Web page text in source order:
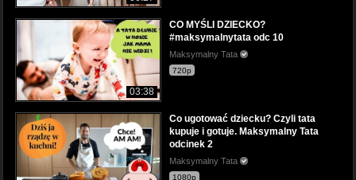
03:38
CO MYŚLI DZIECKO?
#maksymalnytata odc 10
Maksymalny Tata
720p
Co ugotować dziecku? Czyli tata
kupuje i gotuje. Maksymalny Tata
odcinek 2
Maksymalny Tata
1080p